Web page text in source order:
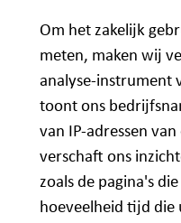
Om het zakelijk
meten, maken wij
analyse-instrument
toont ons
van IP-adressen
verschaft ons
zoals de pagina's
hoeveelheid tijd die